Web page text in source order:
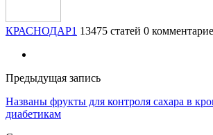
КРАСНОДАР1 13475 статей 0
Предыдущая запись
Названы фрукты для контроля сахара в
диабетикам